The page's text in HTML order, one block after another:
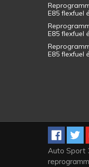
E85 flexfuel
E85 flexfuel
E85 flexfuel
Auto Sport